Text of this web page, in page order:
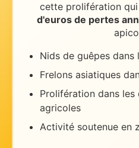
cette prolifération qui
d'euros de pertes
Nids de guêpes
Frelons asiatiques
Prolifération dans les
agricoles
Activité soutenue en